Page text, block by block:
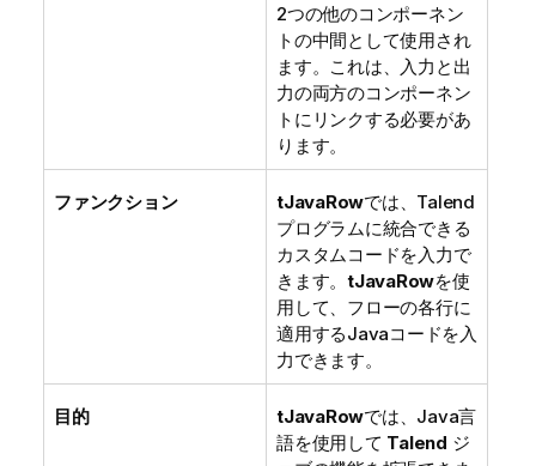
2つの他のコンポーネン
トの中間として使用され
ます。これは、入力と出
力の両方のコンポーネン
トにリンクする必要があ
ります。
ファンクション tJavaRowでは、 Talend
プログラムに統合できる
カスタムコードを入力で
きます。 tJavaRowを使
用して、フローの各行に
適用するJavaコードを入
力できます。
目的 tJavaRowでは、Java言
語を使用して Talend ジ